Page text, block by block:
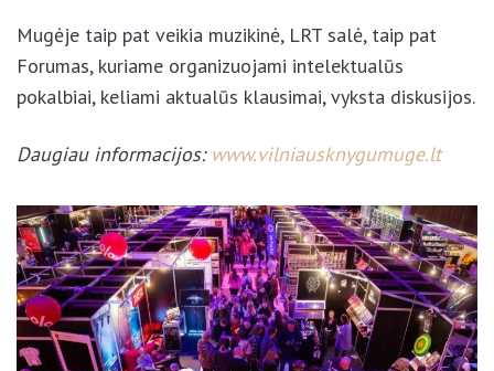
Mugėje taip pat veikia muzikinė, LRT salė, taip pat
Forumas, kuriame organizuojami intelektualūs
pokalbiai, keliami aktualūs klausimai, vyksta diskusijos.
Daugiau informacijos: www.vilniausknygumuge.lt